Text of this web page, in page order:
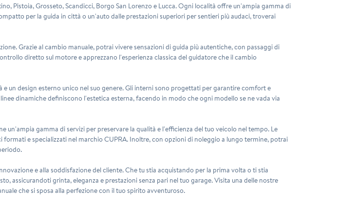
Pistoia, Grosseto, Scandicci, Borgo San Lorenzo e Lucca. Ogni località offre un'ampia gamma di
per la guida in città o un'auto dalle prestazioni superiori per sentieri più audaci, troverai
Grazie al cambio manuale, potrai vivere sensazioni di guida più autentiche, con passaggi di
diretto sul motore e apprezzano l'esperienza classica del guidatore che il cambio
un design esterno unico nel suo genere. Gli interni sono progettati per garantire comfort e
dinamiche definiscono l'estetica esterna, facendo in modo che ogni modello se ne vada via
gamma di servizi per preservare la qualità e l'efficienza del tuo veicolo nel tempo. Le
e specializzati nel marchio CUPRA. Inoltre, con opzioni di noleggio a lungo termine, potrai
e alla soddisfazione del cliente. Che tu stia acquistando per la prima volta o ti stia
assicurandoti grinta, eleganza e prestazioni senza pari nel tuo garage. Visita una delle nostre
che si sposa alla perfezione con il tuo spirito avventuroso.